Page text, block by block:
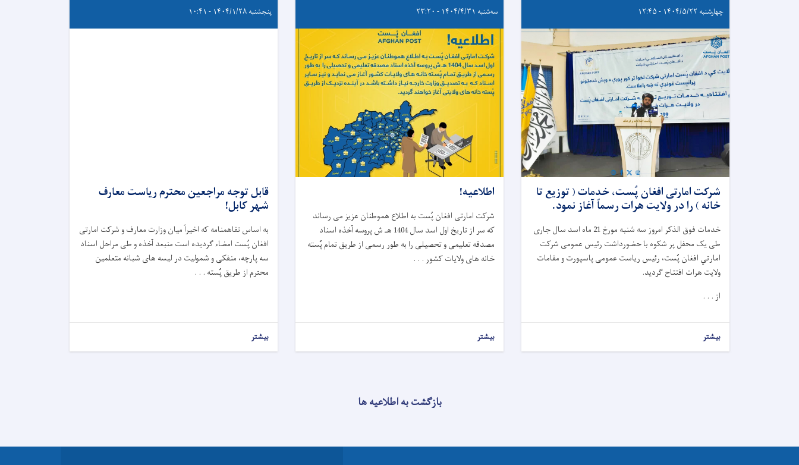
چهارشنبه ۱۴۰۴/۵/۲۲ - ۱۲:۴۵
شرکت امارتی افغان پُست، خدمات ( توزیع تا
خانه ) را در ولایت هرات رسماً آغاز نمود.
خدمات فوق الذکر امروز سه شنبه مورخ 21 ماه اسد سال جاری
طی یک محفل پر شکوه با حضورداشت رئیس عمومی شرکت
امارتي افغان پُست، رئیس ریاست عمومی پاسپورت و مقامات
ولایت هرات افتتاح گردید.
از . . .
بیشتر
سه‌شنبه ۱۴۰۴/۴/۳۱ - ۲۳:۲۰
اطلاعیه!
شرکت امارتی افغان پُست به اطلاع هموطنان عزیز می رساند
که سر از تاریخ اول اسد سال 1404 هـ ش پروسه آخذه اسناد
مصدقه تعلیمی و تحصیلی را به طور رسمی از طریق تمام پُسته
خانه های ولایات کشور . . .
بیشتر
پنجشنبه ۱۴۰۴/۱/۲۸ - ۱۰:۴۱
قابل توجه مراجعین محترم ریاست معارف
شهر کابل!
به اساس تفاهمنامه که اخیراً میان وزارت معارف و شرکت امارتی
افغان پُست امضاء گردیده است منبعد آخذه و طی مراحل اسناد
سه پارچه، منفکی و شمولیت در لیسه های شبانه متعلمین
محترم از طریق پُسته . . .
بیشتر
بازگشت به اطلاعیه ها